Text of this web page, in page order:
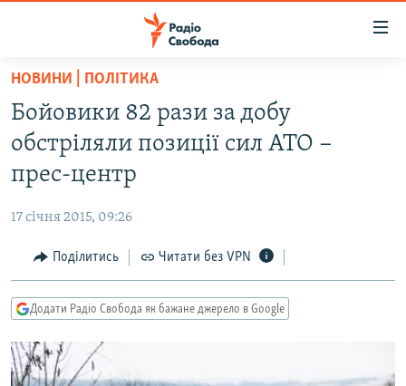
Перейти
основного
матеріалу
Перейти
до
основної
Перейти
до
пошуку
ВСЕ ЗА ДОБУ
СТАТТІ
ЕКОНОМІКА
СУСПІЛЬСТВО
УКРАЇНА
РОСІЙСЬКА «ФІЛЬТРАЦІЯ»
ДОНБАС.РЕАЛІЇ
ТИ ЯК?
СХЕМИ
НОВИНИ | ПОЛІТИКА
Бойовики 82 рази за добу
обстріляли позиції сил АТО −
прес-центр
17 січня 2015, 09:26
Поділитись Читати без VPN
Додати Радіо Свобода як бажане джерело в Google